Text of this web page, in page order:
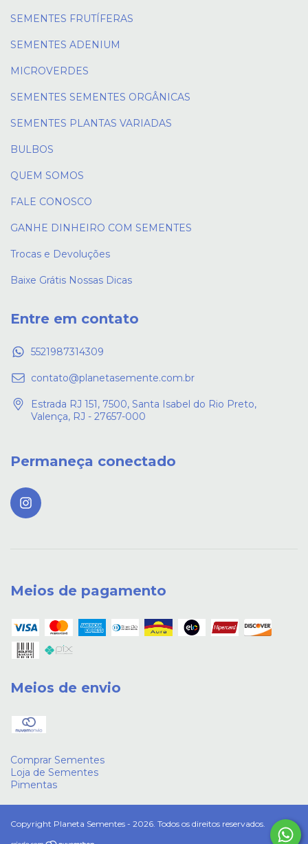
SEMENTES FRUTÍFERAS
SEMENTES ADENIUM
MICROVERDES
SEMENTES SEMENTES ORGÂNICAS
SEMENTES PLANTAS VARIADAS
BULBOS
QUEM SOMOS
FALE CONOSCO
GANHE DINHEIRO COM SEMENTES
Trocas e Devoluções
Baixe Grátis Nossas Dicas
Entre em contato
5521987314309
contato@planetasemente.com.br
Estrada RJ 151, 7500, Santa Isabel do Rio Preto,
Valença, RJ - 27657-000
Permaneça conectado
Meios de pagamento
Meios de envio
Comprar Sementes
Loja de Sementes
Pimentas
Copyright Planeta Sementes - 2026. Todos os direitos reservados.